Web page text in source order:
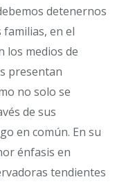
detenernos
en el
los medios de
presentan
no solo se
de sus
en común. En su
énfasis en
tendientes